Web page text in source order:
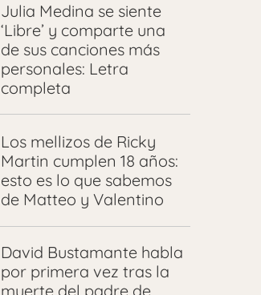
Julia Medina se siente
‘Libre’ y comparte una
de sus canciones más
personales: Letra
completa
Los mellizos de Ricky
Martin cumplen 18 años:
esto es lo que sabemos
de Matteo y Valentino
David Bustamante habla
por primera vez tras la
muerte del padre de